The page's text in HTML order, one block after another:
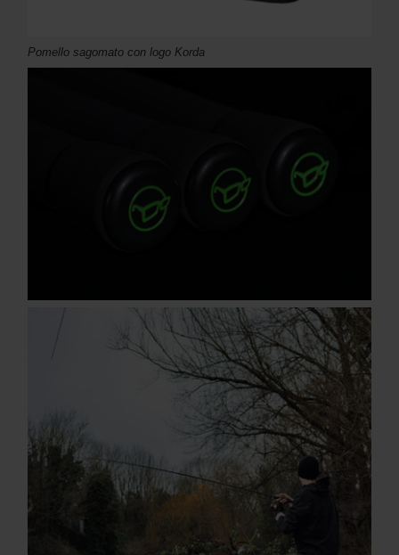
Pomello sagomato con logo Korda